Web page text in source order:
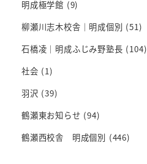
明成極学館 (9)
柳瀬川志木校舎｜明成個別 (51)
石橋凌｜明成ふじみ野塾長 (104)
社会 (1)
羽沢 (39)
鶴瀬東お知らせ (94)
鶴瀬西校舎 明成個別 (446)